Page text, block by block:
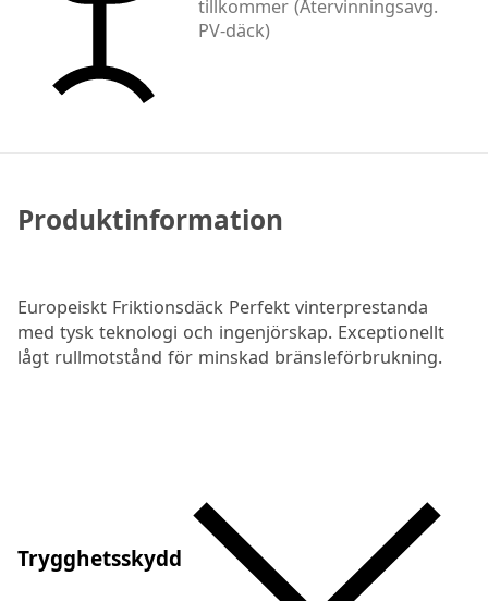
tillkommer (Återvinningsavg.
PV-däck)
Produktinformation
Europeiskt Friktionsdäck Perfekt vinterprestanda
med tysk teknologi och ingenjörskap. Exceptionellt
lågt rullmotstånd för minskad bränsleförbrukning.
Trygghetsskydd